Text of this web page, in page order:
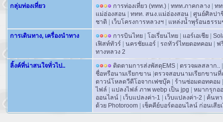
กลุ่มท่องเที่ยว การท่องเที่ยว (ททท.) | ททท.ภาคกลาง | ท
แม่ฮ่องสอน | ททท. สนง.แม่ฮ่องสอน | ศูนย์ศิลปา
ชาติ | เว็บโครงการหลวงฯ | แหล่งน้ำพุร้อนธรร
การเดินทาง, เครื่องนำทาง
การบินไทย | โอเรี่ยนไทย | แอร์เอเชีย |
เฟิสท์ทัวร์ | นครชัยแอร์ | รถทัวร์ไทยดอทคอม | ฟ
ทางหลวง 2
ลิ้งค์ที่น่าสนใจทั่วไป..
ติดตามการส่งพัสดุEMS | ตรวจผลสลาก..
|
ชื่อหรือนามเรียกขาน |ตรวจสอบนามเรียกขานที่
ดาวน์โหลดวีดีโอจากเฟซบุ๊ค | ร้านซ่อมดอทคอม |
ไฟล์ | แปลงไฟล์ ภาพ webp เป็น jpg | หมากรุกอ
ออนไลน์ | เว็บแปลงค่า-1 | เว็บแปลงค่า-2 | ค้นห
ด้วย Photoroom | เช็คคีย์บอร์ดออนไลน์ ก่อนเสีย